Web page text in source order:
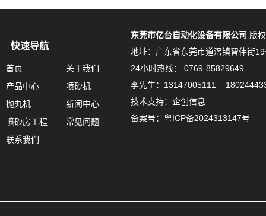
快速导航
首页
关于我们
产品中心
喷砂机
抛丸机
新闻中心
喷砂房工程
常见问题
联系我们
东莞市亿台自动化设备有限公司 版
地址：广东省东莞市道滘镇智伟街
24小时热线： 0769-85829649
李先生：13147005111
技术支持：企创信息
备案号： 粤ICP备2024313147号